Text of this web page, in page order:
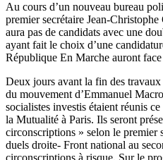
Au cours d’un nouveau bureau
premier secrétaire Jean-
aura pas de candidats avec une
ayant fait le choix d’une
République En Marche auront
Deux jours avant la fin des
du mouvement d’Emmanuel
socialistes investis étaient réunis
la Mutualité à Paris. Ils seront
circonscriptions » selon le premier
duels droite- Front national au